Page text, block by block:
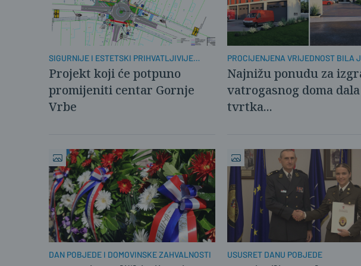
SIGURNIJE I ESTETSKI PRIHVATLJIVIJE
RJEŠENJE
Projekt koji će potpuno
promijeniti centar Gornje
Vrbe
PROCIJENJENA VRIJEDNOST BILA
885.244 EURA
Najnižu ponudu za
vatrogasnog doma
tvrtka...
DAN POBJEDE I DOMOVINSKE ZAHVALNOSTI USUSRET DANU POBJEDE